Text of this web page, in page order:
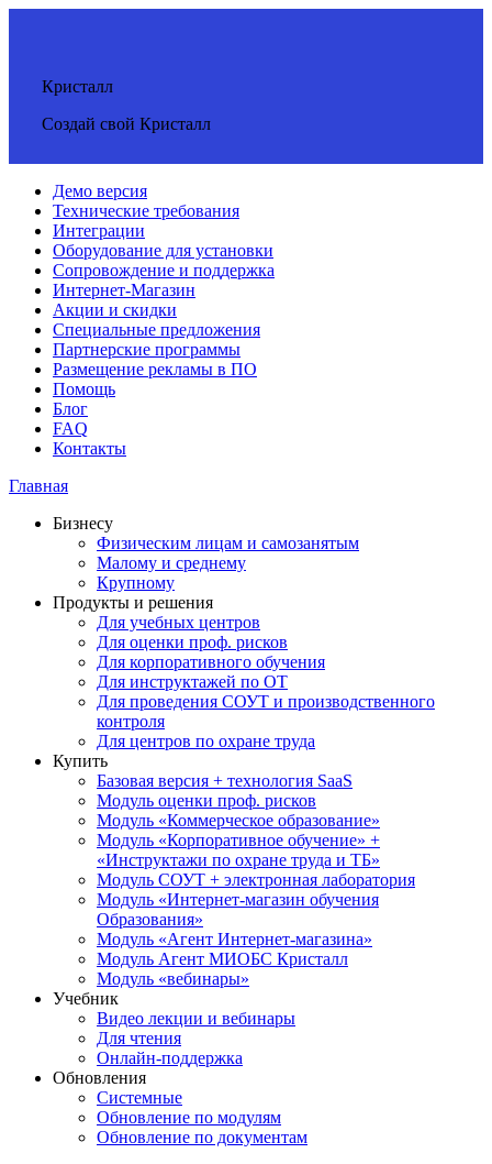
Кристалл
Создай свой Кристалл
Демо версия
Технические требования
Интеграции
Оборудование для установки
Сопровождение и поддержка
Интернет-Магазин
Акции и скидки
Специальные предложения
Партнерские программы
Размещение рекламы в ПО
Помощь
Блог
FAQ
Контакты
Главная
Бизнесу
Физическим лицам и самозанятым
Малому и среднему
Крупному
Продукты и решения
Для учебных центров
Для оценки проф. рисков
Для корпоративного обучения
Для инструктажей по ОТ
Для проведения СОУТ и производственного
контроля
Для центров по охране труда
Купить
Базовая версия + технология SaaS
Модуль оценки проф. рисков
Модуль «Коммерческое образование»
Модуль «Корпоративное обучение» +
«Инструктажи по охране труда и ТБ»
Модуль СОУТ + электронная лаборатория
Модуль «Интернет-магазин обучения
Образования»
Модуль «Агент Интернет-магазина»
Модуль Агент МИОБС Кристалл
Модуль «вебинары»
Учебник
Видео лекции и вебинары
Для чтения
Онлайн-поддержка
Обновления
Системные
Обновление по модулям
Обновление по документам